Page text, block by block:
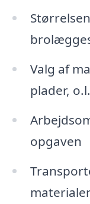
Valg af
plader,
opgaven